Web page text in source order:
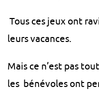
Tous ces jeux ont
leurs vacances.
Mais ce n’est pas
les bénévoles ont